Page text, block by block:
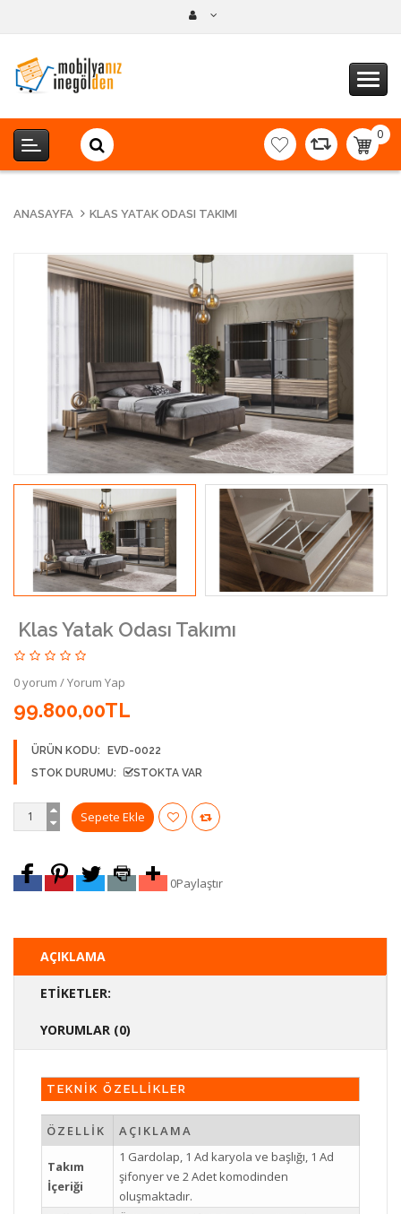
0
-
ANASAYFA KLAS YATAK ODASI TAKIMI
Klas Yatak Odası Takımı
0 yorum /Yorum Yap
99.800,00TL
ÜRÜN KODU:
EVD-0022
STOK DURUMU:
STOKTA VAR
0Paylaştır
AÇIKLAMA
ETIKETLER:
YORUMLAR (0)
TEKNİK ÖZELLİKLER
ÖZELLİK AÇIKLAMA
Takım
İçeriği
1 Gardolap, 1 Ad karyola ve başlığı, 1 Ad
şifonyer ve 2 Adet komodinden
oluşmaktadır.